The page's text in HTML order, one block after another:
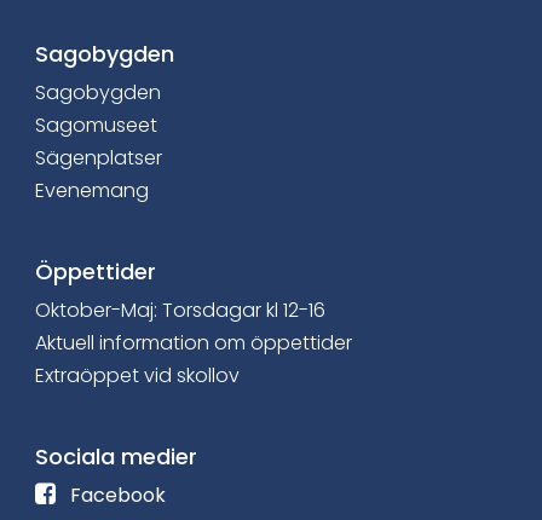
e
b
o
o
k
Sagobygden
Sagobygden
Sagomuseet
Sägenplatser
Evenemang
Öppettider
Oktober-Maj: Torsdagar kl 12-16
Aktuell information om öppettider
Extraöppet vid skollov
Sociala medier
F
Facebook